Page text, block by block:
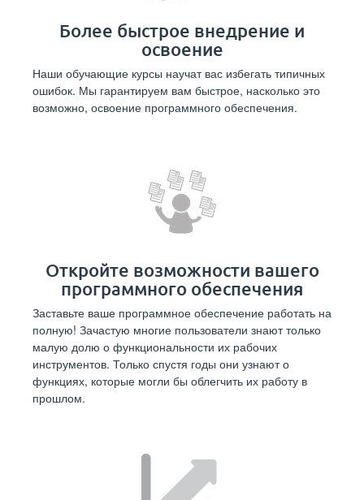
Более быстрое внедрение и
освоение
Наши обучающие курсы научат вас избегать типичных
ошибок. Мы гарантируем вам быстрое, насколько это
возможно, освоение программного обеспечения.
Откройте возможности вашего
программного обеспечения
Заставьте ваше программное обеспечение работать на
полную! Зачастую многие пользователи знают только
малую долю о функциональности их рабочих
инструментов. Только спустя годы они узнают о
функциях, которые могли бы облегчить их работу в
прошлом.